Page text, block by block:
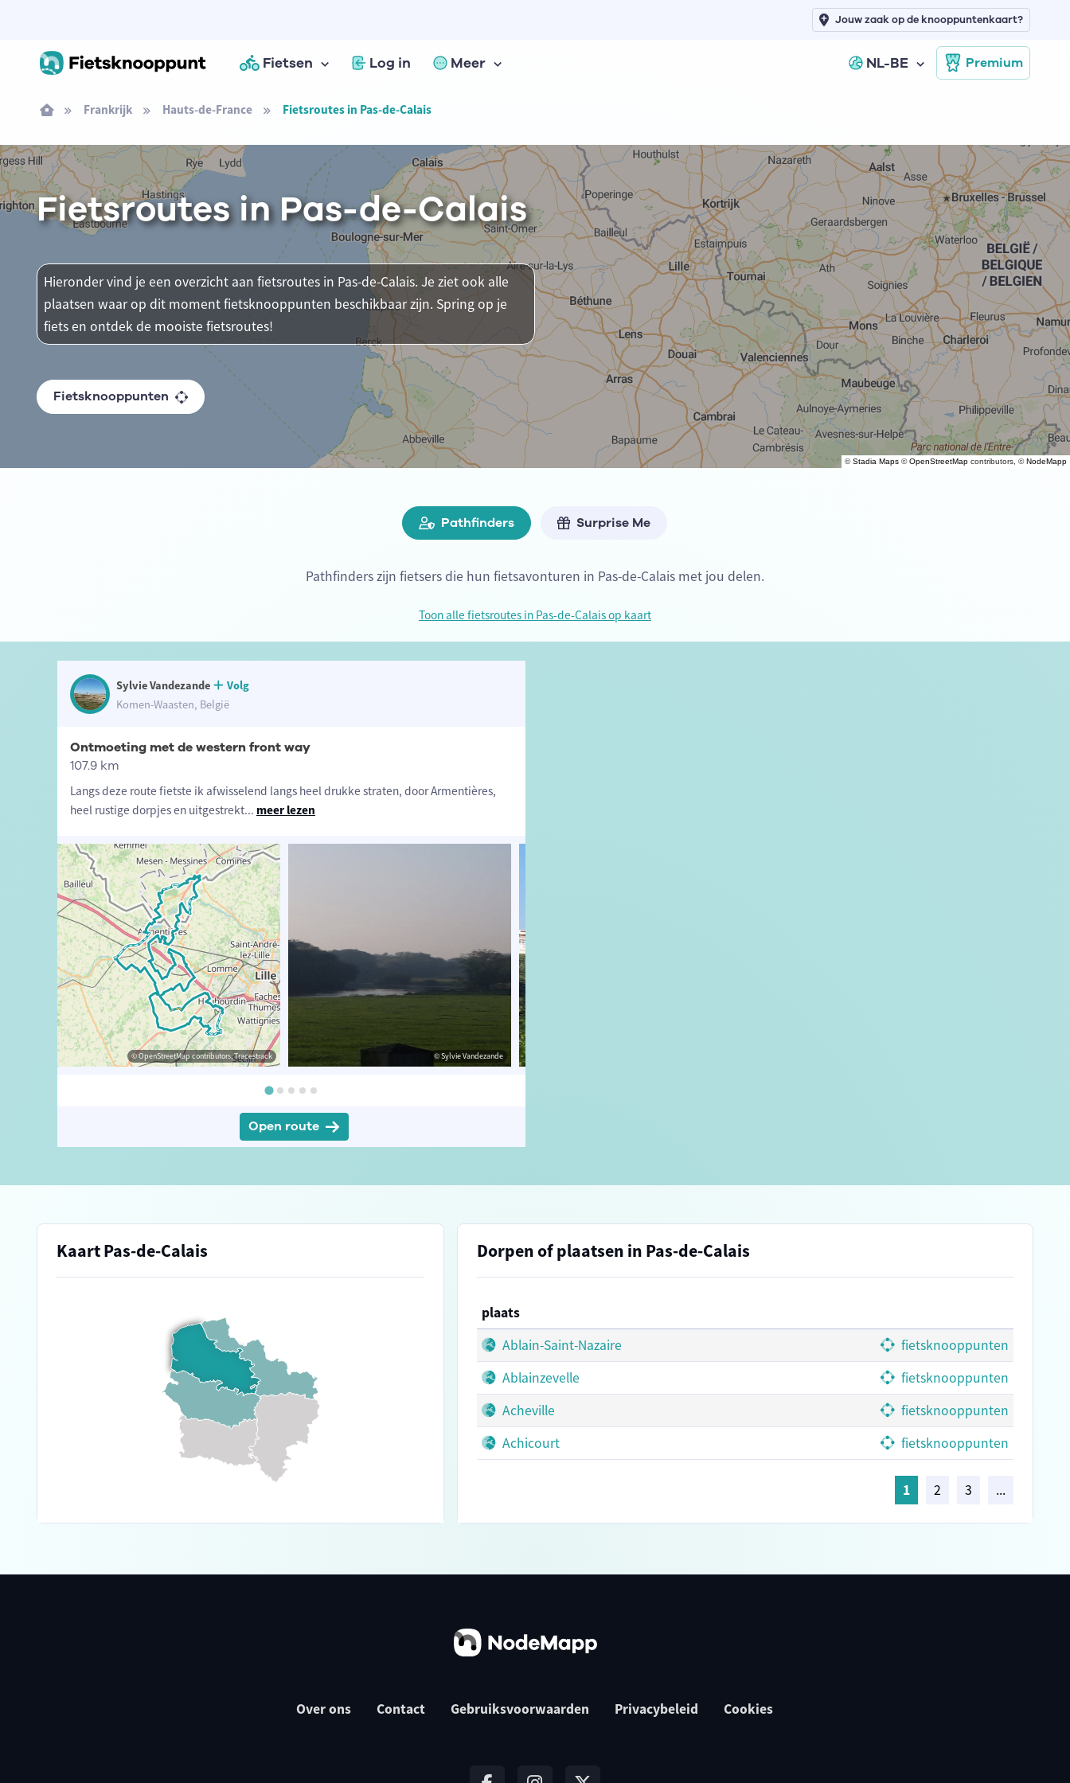
Fietsen Log in Meer NL-BE Premium
Jouw zaak op de knooppuntenkaart?
Frankrijk Hauts-de-France Fietsroutes in Pas-de-Calais
©Stadia Maps ©OpenStreetMap contributors, ©NodeMapp
Fietsroutes in Pas-de-Calais
Hieronder vind je een overzicht aan fietsroutes in Pas-de-Calais. Je ziet ook alle
plaatsen waar op dit moment fietsknooppunten beschikbaar zijn. Spring op je
fiets en ontdek de mooiste fietsroutes!
Fietsknooppunten
Pathfinders Surprise Me
Pathfinders zijn fietsers die hun fietsavonturen in Pas-de-Calais met jou delen.
Toon alle fietsroutes in Pas-de-Calais op kaart
Sylvie Vandezande
Volg
Komen-Waasten, België
Ontmoeting met de western front way
107.9 km
Langs deze route fietste ik afwisselend langs heel drukke straten, door Armentières,
heel rustige dorpjes en uitgestrekt... meer lezen
© OpenStreetMap contributors, Tracestrack © Sylvie Vandezande
Open route
Kaart Pas-de-Calais Dorpen of plaatsen in Pas-de-Calais
plaats
Ablain-Saint-Nazaire
fietsknooppunten
Ablainzevelle
fietsknooppunten
Acheville
fietsknooppunten
Achicourt
fietsknooppunten
1 2 3 ...
Over ons Contact Gebruiksvoorwaarden Privacybeleid Cookies